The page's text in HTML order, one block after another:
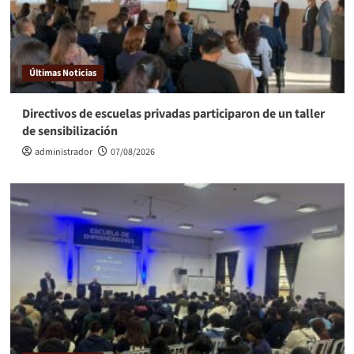
Últimas Noticias
Directivos de escuelas privadas participaron de un taller
de sensibilización
administrador 07/08/2026